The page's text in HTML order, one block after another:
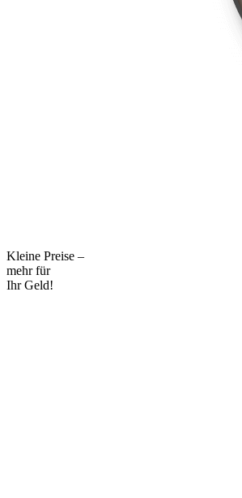
Kleine Preise –
mehr für
Ihr Geld!